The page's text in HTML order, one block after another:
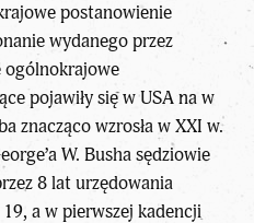
postanowienie
wydanego przez
ogólnokrajowe
pojawiły się wUSAna w
znacząco wzrosła w XXI w.
W. Busha sędziowie
8 lat urzędowania
a w pierwszej kadencji